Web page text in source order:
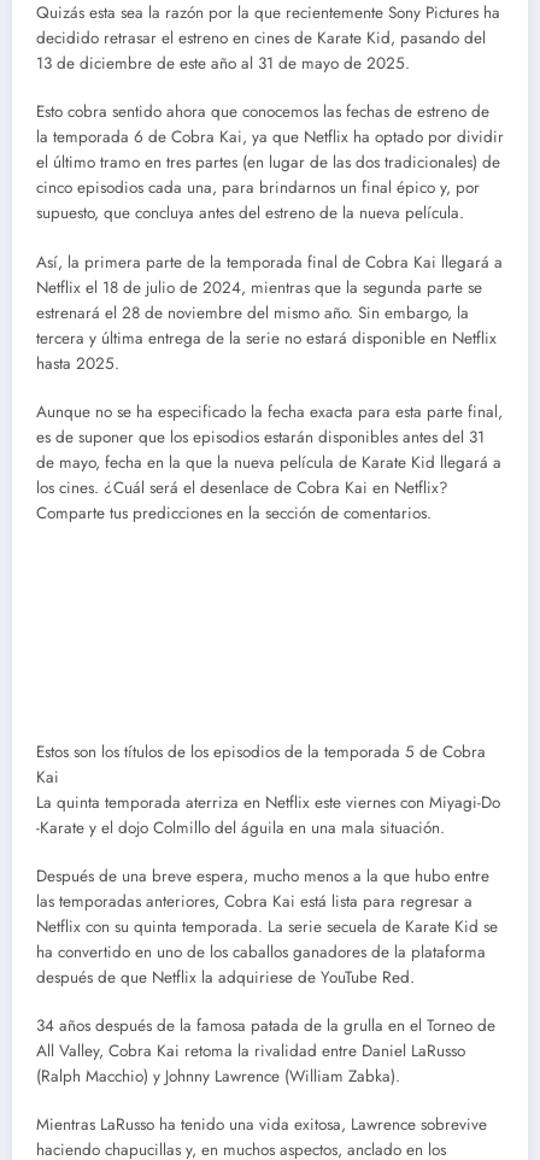
Quizás esta sea la razón por la que recientemente Sony Pictures ha
decidido retrasar el estreno en cines de Karate Kid, pasando del
13 de diciembre de este año al 31 de mayo de 2025.
Esto cobra sentido ahora que conocemos las fechas de estreno de
la temporada 6 de Cobra Kai, ya que Netflix ha optado por dividir
el último tramo en tres partes (en lugar de las dos tradicionales) de
cinco episodios cada una, para brindarnos un final épico y, por
supuesto, que concluya antes del estreno de la nueva película.
Así, la primera parte de la temporada final de Cobra Kai llegará a
Netflix el 18 de julio de 2024, mientras que la segunda parte se
estrenará el 28 de noviembre del mismo año. Sin embargo, la
tercera y última entrega de la serie no estará disponible en Netflix
hasta 2025.
Aunque no se ha especificado la fecha exacta para esta parte final,
es de suponer que los episodios estarán disponibles antes del 31
de mayo, fecha en la que la nueva película de Karate Kid llegará a
los cines. ¿Cuál será el desenlace de Cobra Kai en Netflix?
Comparte tus predicciones en la sección de comentarios.
Estos son los títulos de los episodios de la temporada 5 de Cobra
Kai
La quinta temporada aterriza en Netflix este viernes con Miyagi-Do
-Karate y el dojo Colmillo del águila en una mala situación.
Después de una breve espera, mucho menos a la que hubo entre
las temporadas anteriores, Cobra Kai está lista para regresar a
Netflix con su quinta temporada. La serie secuela de Karate Kid se
ha convertido en uno de los caballos ganadores de la plataforma
después de que Netflix la adquiriese de YouTube Red.
34 años después de la famosa patada de la grulla en el Torneo de
All Valley, Cobra Kai retoma la rivalidad entre Daniel LaRusso
(Ralph Macchio) y Johnny Lawrence (William Zabka).
Mientras LaRusso ha tenido una vida exitosa, Lawrence sobrevive
haciendo chapucillas y, en muchos aspectos, anclado en los